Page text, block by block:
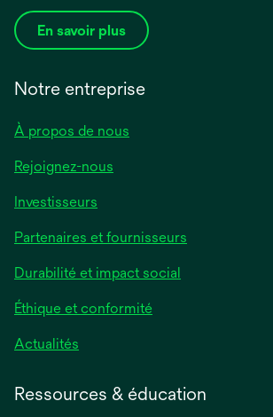
En savoir plus
Notre entreprise
À propos de nous
Rejoignez-nous
Investisseurs
Partenaires et fournisseurs
Durabilité et impact social
Éthique et conformité
Actualités
Ressources & éducation